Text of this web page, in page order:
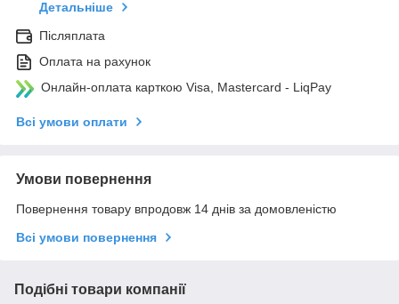
Детальніше
Післяплата
Оплата на рахунок
Онлайн-оплата карткою Visa, Mastercard - LiqPay
Всі умови оплати
Умови повернення
Повернення товару впродовж 14 днів за домовленістю
Всі умови повернення
Подібні товари компанії